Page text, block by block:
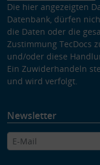
Die hier angezeigten
Datenbank, dürfen
die Daten oder die
Zustimmung TecDocs
und/oder diese
Ein Zuwiderhandeln
und wird verfolgt.
Newsletter